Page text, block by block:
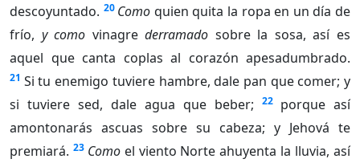
descoyuntado. 20 Como quien quita la ropa en un día de
frío, y como vinagrederramado sobre la sosa, así es
aquel que canta coplas al corazón apesadumbrado.
21 Si tu enemigo tuviere hambre, dale pan que comer; y
si tuviere sed, dale agua que beber;
22 porque así
amontonarás ascuas sobre su cabeza; y Jehová te
premiará. 23 Comoel viento Norte ahuyenta la lluvia, así